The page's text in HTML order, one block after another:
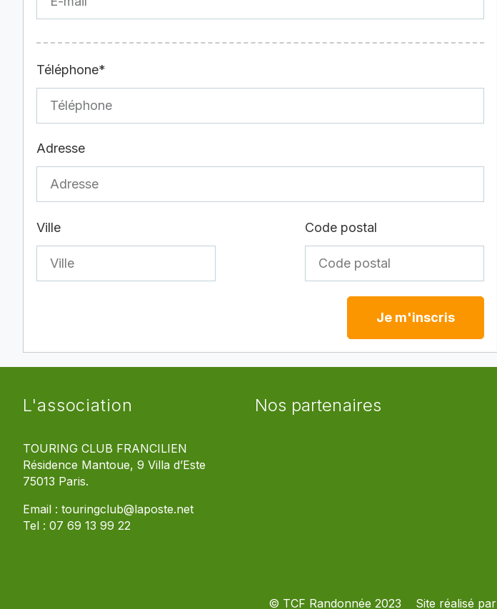
Téléphone*
Adresse
Ville Code postal
Je m'inscris
L'association
TOURING CLUB FRANCILIEN
Résidence Mantoue, 9 Villa d’Este
75013 Paris.
Email : touringclub@laposte.net
Tel : 07 69 13 99 22
Nos partenaires
© TCF Randonnée 2023 Site réalisé par